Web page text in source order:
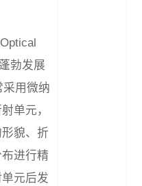
勃发展
采用微纳
单元，
貌、折
进行精
元后发